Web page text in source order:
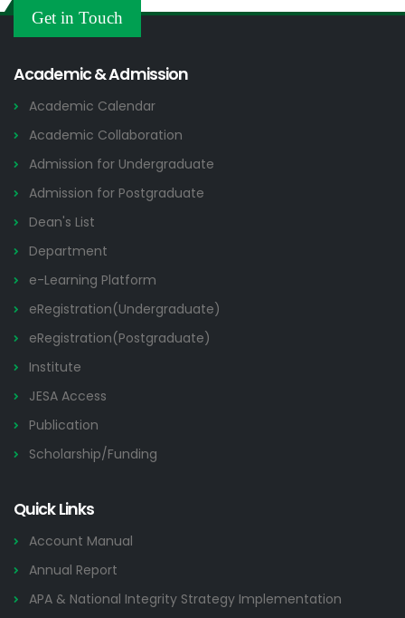
2026
Others
Get in Touch
Academic & Admission
Academic Calendar
Academic Collaboration
Admission for Undergraduate
Admission for Postgraduate
Dean's List
Department
e-Learning Platform
eRegistration(Undergraduate)
eRegistration(Postgraduate)
Institute
JESA Access
Publication
Scholarship/Funding
Quick Links
Account Manual
Annual Report
APA & National Integrity Strategy Implementation